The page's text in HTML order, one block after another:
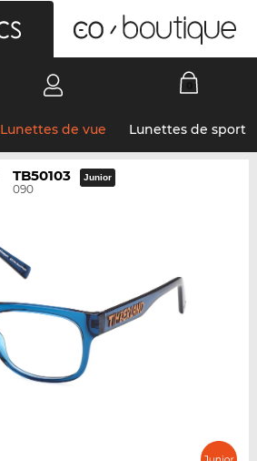
Lunettes de vue Lunettes de sport
TB50103
090
Junior